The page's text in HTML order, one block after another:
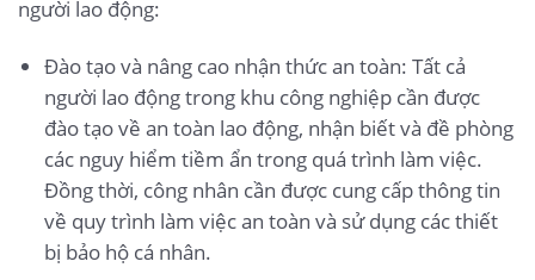
người lao động:
Đào tạo và nâng cao nhận thức an toàn: Tất cả
người lao động trong khu công nghiệp cần được
đào tạo về an toàn lao động, nhận biết và đề phòng
các nguy hiểm tiềm ẩn trong quá trình làm việc.
Đồng thời, công nhân cần được cung cấp thông tin
về quy trình làm việc an toàn và sử dụng các thiết
bị bảo hộ cá nhân.